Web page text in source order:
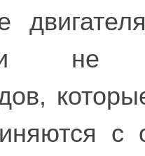
не
с